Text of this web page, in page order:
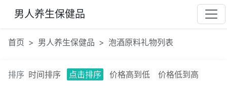
男人养生保健品
首页 男人养生保健品 泡酒原料礼物列表
排序 时间排序 点击排序 价格高到低 价格低到高